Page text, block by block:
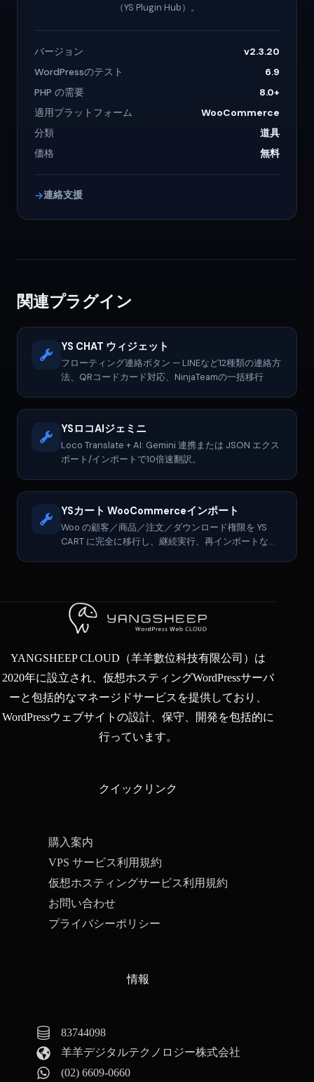
（YS Plugin Hub）。
バージョン
v2.3.20
WordPressのテスト
6.9
PHP の需要
8.0+
適用プラットフォーム
WooCommerce
分類
道具
価格
無料
連絡支援
関連プラグイン
YS CHAT ウィジェット
フローティング連絡ボタン — LINEなど12種類の連絡方
法、QRコードカード対応、NinjaTeamの一括移行
YSロコAIジェミニ
Loco Translate + AI: Gemini 連携または JSON エクス
ポート/インポートで10倍速翻訳。
YSカート WooCommerceインポート
Woo の顧客／商品／注文／ダウンロード権限を YS
CART に完全に移行し、継続実行、再インポートなど
YANGSHEEP CLOUD（羊羊數位科技有限公司）は
2020年に設立され、仮想ホスティングWordPressサーバ
ーと包括的なマネージドサービスを提供しており、
WordPressウェブサイトの設計、保守、開発を包括的に
行っています。
クイックリンク
購入案内
VPS サービス利用規約
仮想ホスティングサービス利用規約
お問い合わせ
プライバシーポリシー
情報
83744098
羊羊デジタルテクノロジー株式会社
(02) 6609-0660